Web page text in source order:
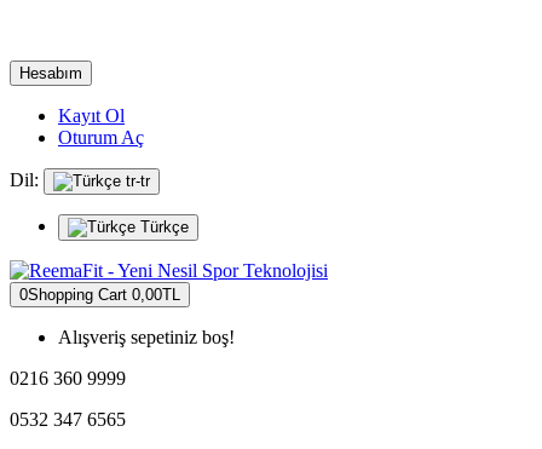
Hesabım
Kayıt Ol
Oturum Aç
Dil: tr-tr
Türkçe
0Shopping Cart 0,00TL
Alışveriş sepetiniz boş!
0216 360 9999
0532 347 6565